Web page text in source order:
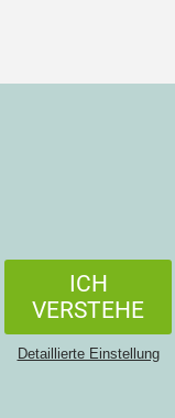
ICH
VERSTEHE
Detaillierte Einstellung